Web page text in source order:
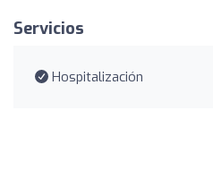
Servicios
Hospitalización